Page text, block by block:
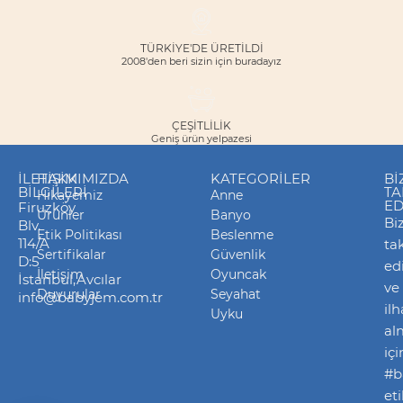
TÜRKİYE'DE ÜRETİLDİ
2008'den beri sizin için buradayız
ÇEŞITLILIK
Geniş ürün yelpazesi
İLETIŞIM
BILGILERI
Firuzköy
Blv.
114/A
D:5
İstanbul,Avcılar
info@babyjem.com.tr
HAKKIMIZDA
Hikayemiz
Ürünler
Etik Politikası
Sertifikalar
İletişim
Duyurular
KATEGORILER
Anne
Banyo
Beslenme
Güvenlik
Oyuncak
Seyahat
Uyku
ve